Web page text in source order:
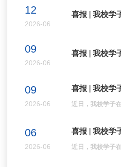
12
2026-06
09
2026-06
09
2026-06
06
2026-06